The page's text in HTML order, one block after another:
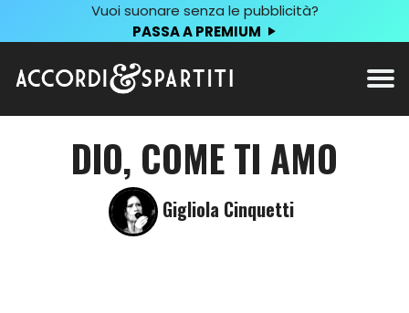
Vuoi suonare senza le pubblicità?
PASSA A PREMIUM
DIO, COME TI AMO
Gigliola Cinquetti